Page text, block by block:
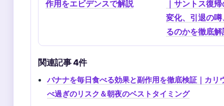
作用をエビデンスで解説
｜サントス復
変化、引退の
るのかを徹底解
関連記事 4件
バナナを毎日食べる効果と副作用を徹底検証｜カリ
べ過ぎのリスク＆朝夜のベストタイミング